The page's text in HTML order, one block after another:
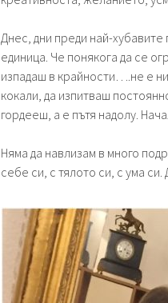
Днес, дни преди най-
единица. Че понякога да се
изпадаш в крайности….не е
кокали, да изпитваш
гордееш, а е пътя надолу.
Няма да навлизам в много
себе си, с тялото си, с ума